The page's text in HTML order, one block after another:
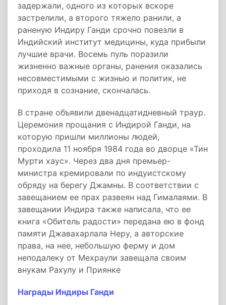
задержали, одного из которых вскоре
застрелили, а второго тяжело ранили, а
раненую Индиру Ганди срочно повезли в
Индийский институт медицины, куда прибыли
лучшие врачи. Восемь пуль поразили
жизненно важные органы, ранения оказались
несовместимыми с жизнью и политик, не
приходя в сознание, скончалась.
В стране объявили двенадцатидневный траур.
Церемония прощания с Индирой Ганди, на
которую пришли миллионы людей,
проходила 11 ноября 1984 года во дворце «Тин
Мурти хаус». Через два дня премьер-
министра кремировали по индуистскому
обряду на берегу Джамны. В соответствии с
завещанием ее прах развеян над Гималаями. В
завещании Индира также написала, что ее
книга «Обитель радости» передана ею в фонд
памяти Джавахарлала Неру, а авторские
права, на нее, небольшую ферму и дом
неподалеку от Мехраули завещала своим
внукам Рахулу и Приянке
Награды Индиры Ганди